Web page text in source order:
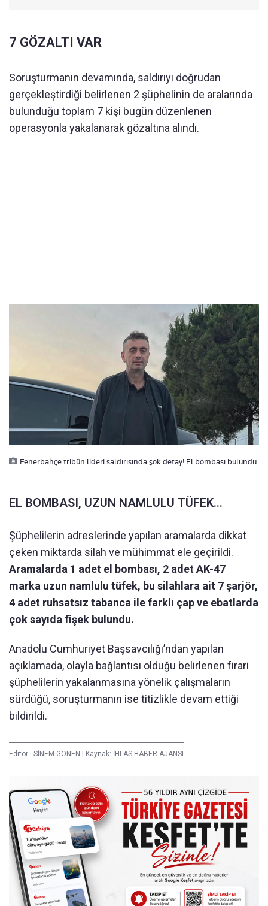
7 GÖZALTI VAR
Soruşturmanın devamında, saldırıyı doğrudan
gerçekleştirdiği belirlenen 2 şüphelinin de aralarında
bulunduğu toplam 7 kişi bugün düzenlenen
operasyonla yakalanarak gözaltına alındı.
Fenerbahçe tribün lideri saldırısında şok detay! El bombası bulundu
EL BOMBASI, UZUN NAMLULU TÜFEK...
Şüphelilerin adreslerinde yapılan aramalarda dikkat
çeken miktarda silah ve mühimmat ele geçirildi.
Aramalarda 1 adet el bombası, 2 adet AK-47
marka uzun namlulu tüfek, bu silahlara ait 7 şarjör,
4 adet ruhsatsız tabanca ile farklı çap ve ebatlarda
çok sayıda fişek bulundu.
Anadolu Cumhuriyet Başsavcılığı’ndan yapılan
açıklamada, olayla bağlantısı olduğu belirlenen firari
şüphelilerin yakalanmasına yönelik çalışmaların
sürdüğü, soruşturmanın ise titizlikle devam ettiği
bildirildi.
Editör : SİNEM GÖNEN Kaynak: İHLAS HABER AJANSI